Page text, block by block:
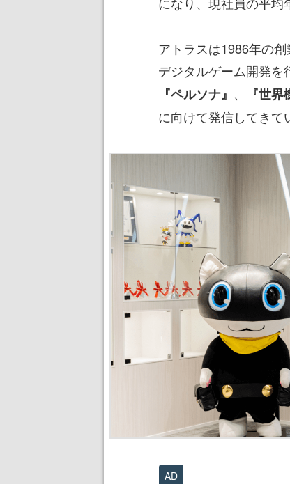
アトラスは1986年の
デジタルゲーム開発を
『ペルソナ』 、 『世界
に向けて発信してきて
AD